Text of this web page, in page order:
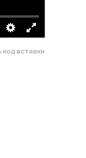
код вставки